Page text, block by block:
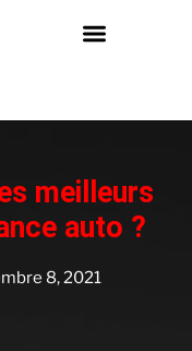
meilleurs
auto ?
8, 2021